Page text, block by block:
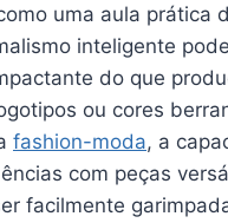
uma aula prática
inteligente
do que
ou cores
fashion-moda, a
com peças
facilmente